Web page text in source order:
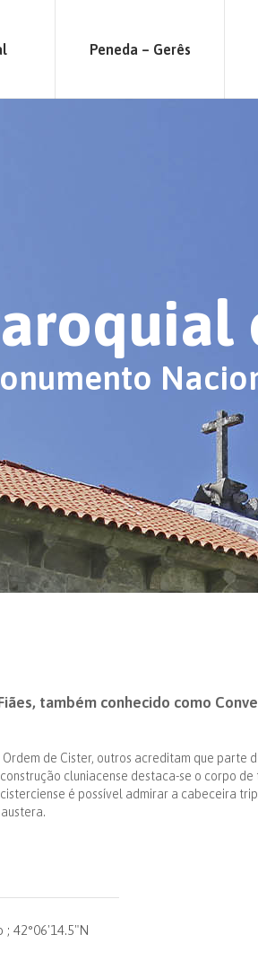
Peneda – Gerês
também conhecido como
de Cister, outros acreditam que parte
cluniacense destaca-se o corpo
é possível admirar a cabeceira
42°06'14.5"N